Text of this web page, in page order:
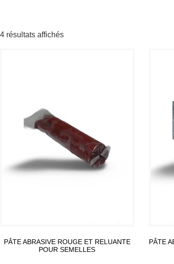
4 résultats affichés
PÂTE ABRASIVE ROUGE ET RELUANTE
POUR SEMELLES
PÂTE